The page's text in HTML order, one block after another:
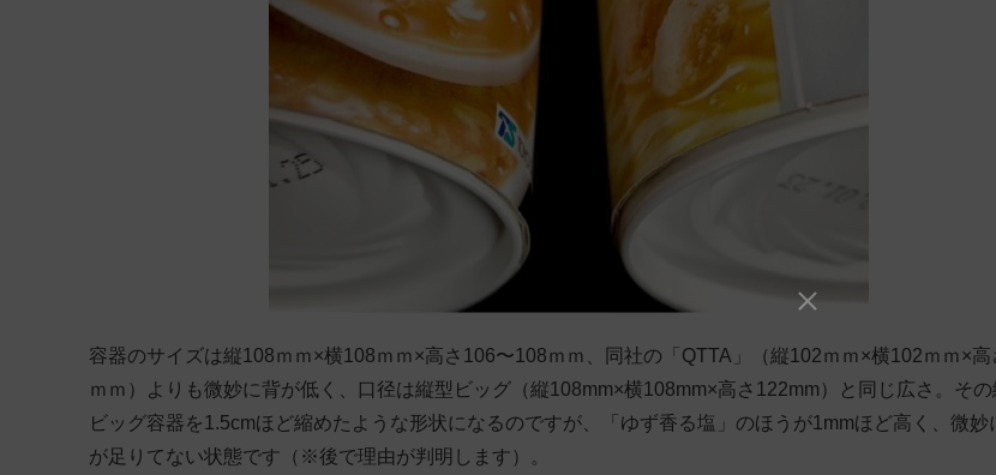
容器のサイズは縦108ｍｍ×横108ｍｍ×高さ106〜108ｍｍ、同社の「QTTA」（縦102ｍｍ×横102ｍｍ×高
ｍｍ）よりも微妙に背が低く、口径は縦型ビッグ（縦108mm×横108mm×高さ122mm）と同じ広さ。その
ビッグ容器を1.5cmほど縮めたような形状になるのですが、「ゆず香る塩」のほうが1mmほど高く、微妙
が足りてない状態です（※後で理由が判明します）。